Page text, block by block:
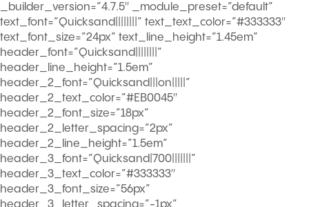
_builder_version=”4.7.5″ _module_preset=”default”
text_font=”Quicksand||||||||” text_text_color=”#333333″
text_font_size=”24px” text_line_height=”1.45em”
header_font=”Quicksand||||||||”
header_line_height=”1.5em”
header_2_font=”Quicksand|||on|||||”
header_2_text_color=”#EB0045″
header_2_font_size=”18px”
header_2_letter_spacing=”2px”
header_2_line_height=”1.5em”
header_3_font=”Quicksand|700|||||||”
header_3_text_color=”#333333″
header_3_font_size=”56px”
header_3_letter_spacing=”-1px”